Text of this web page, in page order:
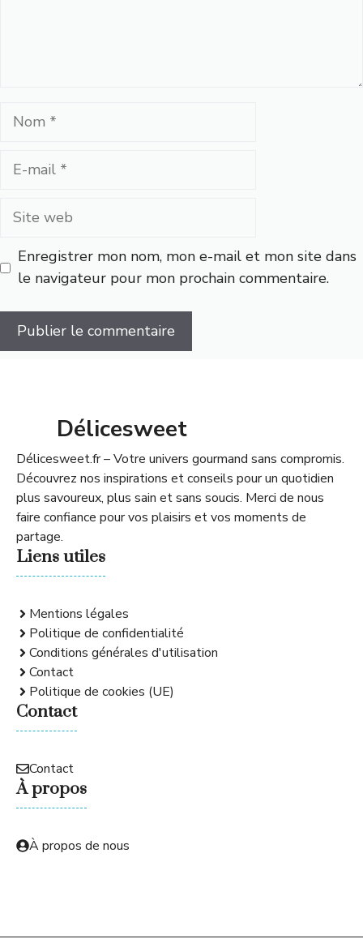
Nom
Site
Enregistrer mon nom, mon e-mail et mon site dans
le navigateur pour mon prochain commentaire.
Délicesweet
Délicesweet.fr – Votre univers gourmand sans compromis.
Découvrez nos inspirations et conseils pour un quotidien
plus savoureux, plus sain et sans soucis. Merci de nous
faire confiance pour vos plaisirs et vos moments de
partage.
Liens utiles
Mentions légales
Politique de confidentialité
Conditions générales d'utilisation
Contact
Politique de cookies (UE)
Contact
Contact
À propos
À propos de nous